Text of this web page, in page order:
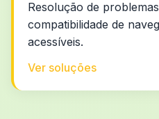
Resolução de
compatibilidade de
acessíveis.
Ver soluções